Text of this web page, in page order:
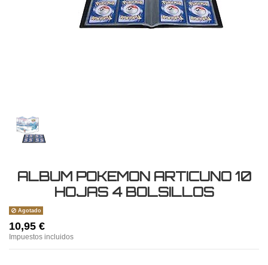
ALBUM POKEMON ARTICUNO 10
HOJAS 4 BOLSILLOS
Agotado
10,95 €
Impuestos incluidos